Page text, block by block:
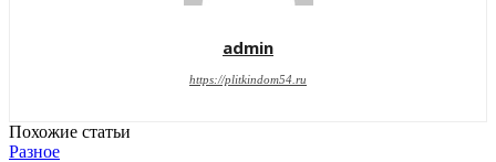
admin
https://plitkindom54.ru
Похожие статьи
Разное